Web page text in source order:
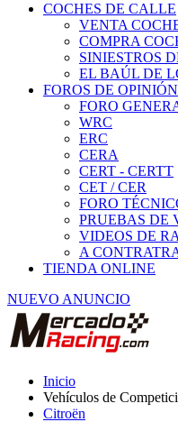
COCHES DE CALLE
VENTA
COMPRA
SINIESTROS
EL BAÚL DE
FOROS DE OPINIÓN
FORO
WRC
ERC
CERA
CERT - CERTT
CET / CER
FORO
PRUEBAS DE
VIDEOS DE
A
TIENDA ONLINE
NUEVO ANUNCIO
Inicio
Vehículos de
Citroën